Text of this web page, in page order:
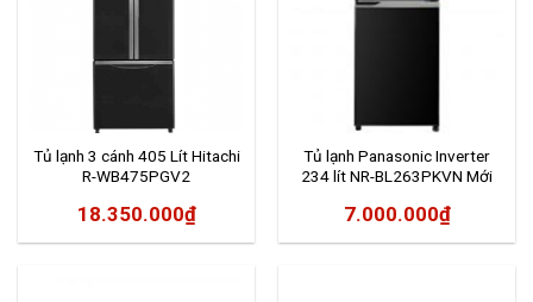
Tủ lạnh 3 cánh 405 Lít Hitachi
R-WB475PGV2
18.350.000₫
Tủ lạnh Panasonic Inverter
234 lít NR-BL263PKVN Mới
7.000.000₫